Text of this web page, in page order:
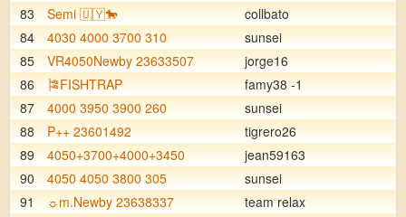
83
Semi 🇺🇾🐎
collbato
84
4030 4000 3700 310
sunsei
85
VR4050Newby 23633507
jorge16
86
🎏FISHTRAP
famy38 -1
87
4000 3950 3900 260
sunsei
88
P++ 23601492
tigrero26
89
4050+3700+4000+3450
jean59163
90
4050 4050 3800 305
sunsei
91
☼m.Newby 23638337
team relax